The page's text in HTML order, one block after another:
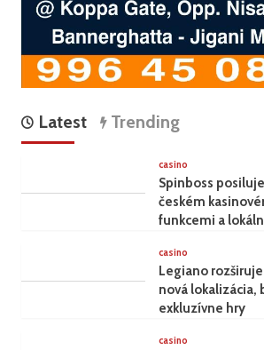
Latest Trending
casino
Spinboss
českém
funkcemi a
casino
Legiano
nová lokalizácia,
exkluzívne hry
casino